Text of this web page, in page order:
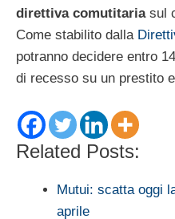
direttiva comutitariasul
Come stabilito dalla
potranno decidere entro
di recesso su un prestito
Related Posts:
Mutui: scatta oggi
aprile